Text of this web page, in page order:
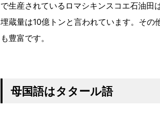
で生産されているロマシキンスコエ石油田
埋蔵量は10億トンと言われています。そ
も豊富です。
母国語はタタール語